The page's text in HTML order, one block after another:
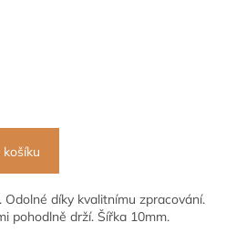
díky kvalitnímu zpracování.
pohodlně drží. Šířka 10mm.